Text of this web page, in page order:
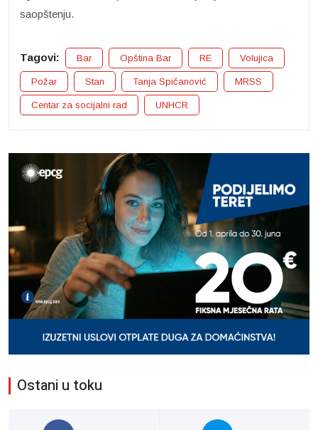
saopštenju.
Tagovi: Bar Opština Bar RE Volujica
Požar Stan Tanja Spičanović MRSS
Centar za socijalni rad UNHCR
Ostani u toku